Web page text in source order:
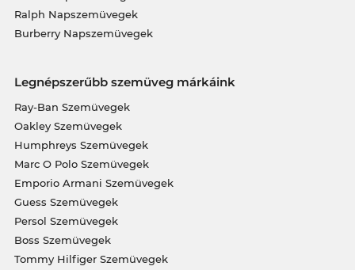
Ralph Napszemüvegek
Burberry Napszemüvegek
Legnépszerűbb szemüveg márkáink
Ray-Ban Szemüvegek
Oakley Szemüvegek
Humphreys Szemüvegek
Marc O Polo Szemüvegek
Emporio Armani Szemüvegek
Guess Szemüvegek
Persol Szemüvegek
Boss Szemüvegek
Tommy Hilfiger Szemüvegek